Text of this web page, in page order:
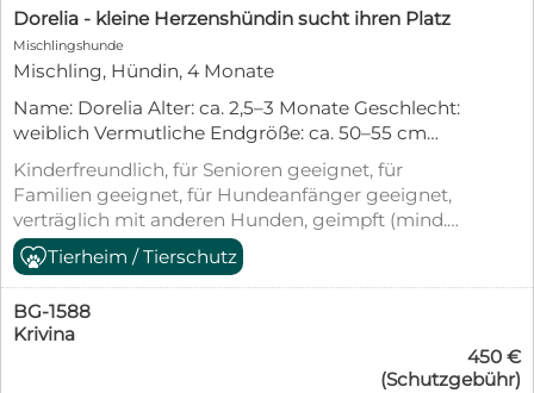
Dorelia - kleine Herzenshündin sucht ihren Platz
Mischlingshunde
Mischling, Hündin, 4 Monate
Name: Dorelia Alter: ca. 2,5–3 Monate Geschlecht:
weiblich Vermutliche Endgröße: ca. 50–55 cm
Schulterhöhe Aufenthaltsort: Sofia, Bulgarien – bei
den PetSisters Dorelia hat ihr ganzes Leben noch
vor sich – und wünscht sich nichts sehnlicher als
Menschen, die sie liebevoll auf ihrem Weg
begleiten und ihr ein Zuhause für immer schenken.
Ihr Start ins Leben war jedoch alles andere als
unbeschwert. Gemeinsam mit ihren sieben
Geschwistern wurde sie mutterseelenallein auf der
Die Welpen waren noch viel zu jung, um sich selbst
Kinderfreundlich, für Senioren geeignet, für
Familien geeignet, für Hundeanfänger geeignet,
verträglich mit anderen Hunden, geimpft (mind.
Pflichtimpfungen), entwurmt, gechipt, mit EU-
Heimtierausweis, Tierschutzgesetz §11
Tierheim / Tierschutz
BG-1588
Krivina
450 €
(Schutzgebühr)